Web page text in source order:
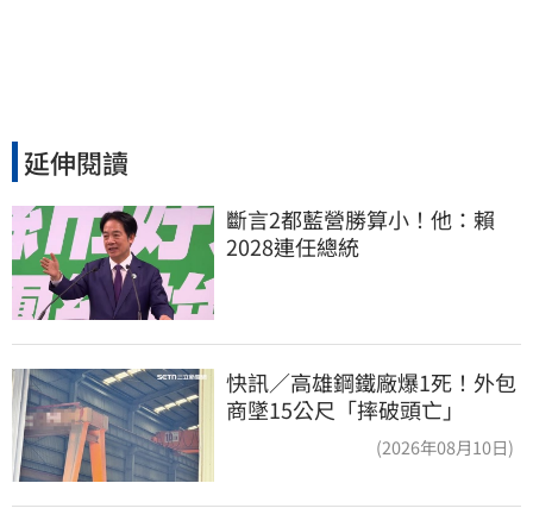
延伸閱讀
斷言2都藍營勝算小！他：賴
2028連任總統
快訊／高雄鋼鐵廠爆1死！外包
商墜15公尺「摔破頭亡」
(2026年08月10日)